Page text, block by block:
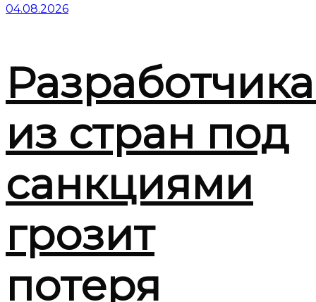
04.08.2026
из стран под
санкциями
грозит
потеря